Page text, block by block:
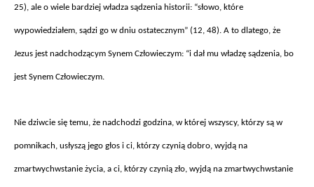
25), ale o wiele bardziej władza sądzenia historii: “słowo, które
wypowiedziałem, sądzi go w dniu ostatecznym” (12, 48). A to dlatego, że
Jezus jest nadchodzącym Synem Człowieczym: “i dał mu władzę sądzenia, bo
jest Synem Człowieczym.
Nie dziwcie się temu, że nadchodzi godzina, w której wszyscy, którzy są w
pomnikach, usłyszą jego głos i ci, którzy czynią dobro, wyjdą na
zmartwychwstanie życia, a ci, którzy czynią zło, wyjdą na zmartwychwstanie